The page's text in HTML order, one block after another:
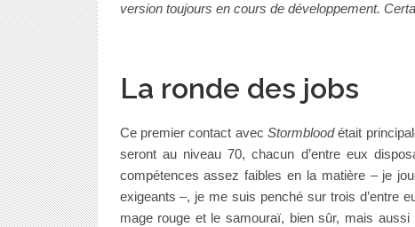
version toujours en cours de développement.
La ronde des jobs
Ce premier contact avecStormbloodétait
seront au niveau 70, chacun d’entre eux
compétences assez faibles en la matière – je
exigeants –, je me suis penché sur trois d’entre
mage rouge et le samouraï, bien sûr, mais